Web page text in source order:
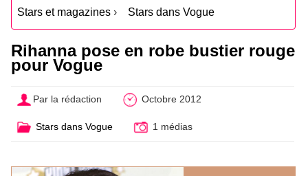
Stars et magazines › Stars dans Vogue
Rihanna pose en robe bustier rouge
pour Vogue
Par la rédaction Octobre 2012
Stars dans Vogue 1 médias